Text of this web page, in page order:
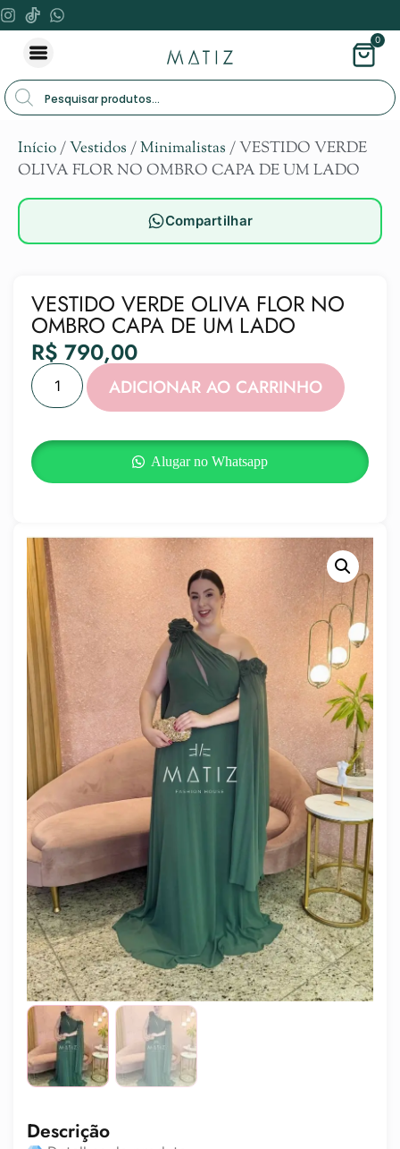
0
Início/Vestidos /Minimalistas / VESTIDO VERDE
OLIVA FLOR NO OMBRO CAPA DE UM LADO
Compartilhar
Descrição
VESTIDO VERDE OLIVA FLOR NO
OMBRO CAPA DE UM LADO
R$ 790,00
ADICIONAR AO CARRINHO
Alugar no Whatsapp